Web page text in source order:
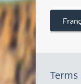
Terms